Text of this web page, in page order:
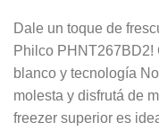
Dale un toque de
Philco PHNT267BD2!
blanco y tecnología
molesta y disfrutá de
freezer superior es